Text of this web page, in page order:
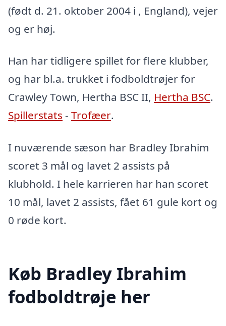
(født d. 21. oktober 2004 i , England), vejer
og er høj.
Han har tidligere spillet for flere klubber,
og har bl.a. trukket i fodboldtrøjer for
Crawley Town, Hertha BSC II, Hertha BSC.
Spillerstats - Trofæer.
I nuværende sæson har Bradley Ibrahim
scoret 3 mål og lavet 2 assists på
klubhold. I hele karrieren har han scoret
10 mål, lavet 2 assists, fået 61 gule kort og
0 røde kort.
Køb Bradley Ibrahim
fodboldtrøje her